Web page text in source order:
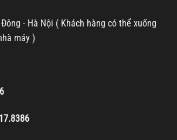
- Hà Nội ( Khách hàng có thể xuống
máy )